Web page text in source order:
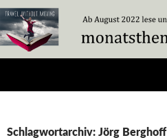
Zum
Inhalt
springen
Schlagwortarchiv: Jörg Berghoff